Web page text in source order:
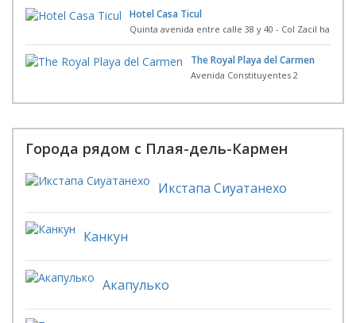
Hotel Casa Ticul
Quinta avenida entre calle 38 y 40 - Col Zacil ha
The Royal Playa del Carmen
Avenida Constituyentes 2
Города рядом с Плая-дель-Кармен
Икстапа Сиуатанехо
Канкун
Акапулько